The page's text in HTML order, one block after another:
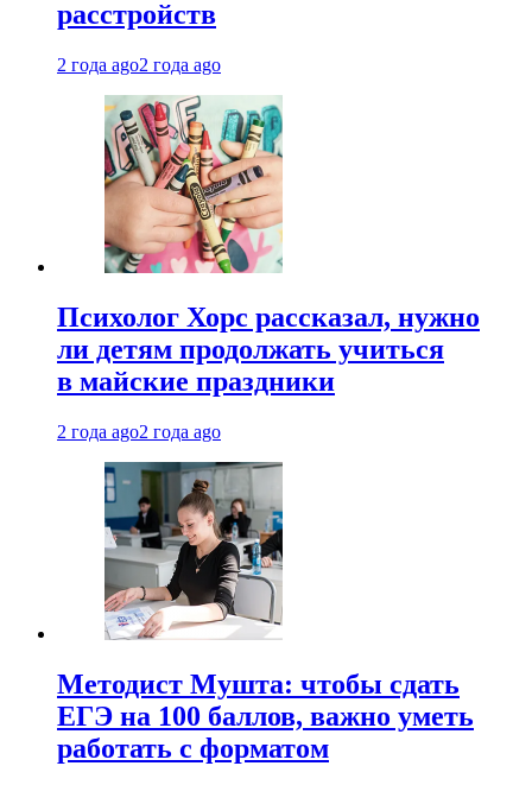
расстройств
2 года ago2 года ago
Психолог Хорс рассказал, нужно
ли детям продолжать учиться
в майские праздники
2 года ago2 года ago
Методист Мушта: чтобы сдать
ЕГЭ на 100 баллов, важно уметь
работать с форматом